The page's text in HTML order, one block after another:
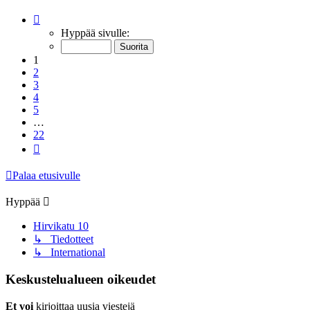
22 Hyppää sivulle:
1
2
3
4
5
…
22
Palaa etusivulle
Hyppää
Hirvikatu 10
↳ Tiedotteet
↳ International
Keskustelualueen oikeudet
Et voi kirjoittaa uusia viestejä